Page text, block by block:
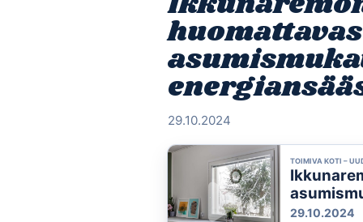
29.10.2024
TOIMIVA KOTI –
29.10.2024